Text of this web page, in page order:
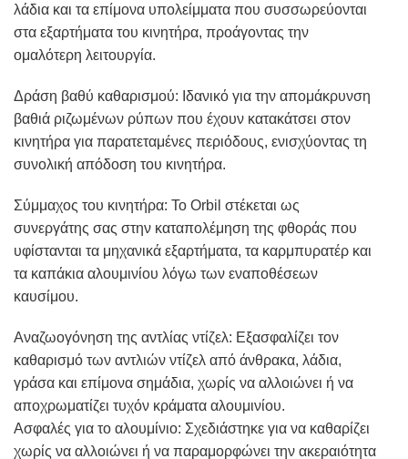
λάδια και τα επίμονα υπολείμματα που συσσωρεύονται
στα εξαρτήματα του κινητήρα, προάγοντας την
ομαλότερη λειτουργία.
Δράση βαθύ καθαρισμού: Ιδανικό για την απομάκρυνση
βαθιά ριζωμένων ρύπων που έχουν κατακάτσει στον
κινητήρα για παρατεταμένες περιόδους, ενισχύοντας τη
συνολική απόδοση του κινητήρα.
Σύμμαχος του κινητήρα: Το Orbil στέκεται ως
συνεργάτης σας στην καταπολέμηση της φθοράς που
υφίστανται τα μηχανικά εξαρτήματα, τα καρμπυρατέρ και
τα καπάκια αλουμινίου λόγω των εναποθέσεων
καυσίμου.
Αναζωογόνηση της αντλίας ντίζελ: Εξασφαλίζει τον
καθαρισμό των αντλιών ντίζελ από άνθρακα, λάδια,
γράσα και επίμονα σημάδια, χωρίς να αλλοιώνει ή να
αποχρωματίζει τυχόν κράματα αλουμινίου.
Ασφαλές για το αλουμίνιο: Σχεδιάστηκε για να καθαρίζει
χωρίς να αλλοιώνει ή να παραμορφώνει την ακεραιότητα